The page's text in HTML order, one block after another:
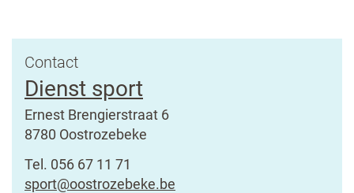
Contact
Dienst sport
Adres
Ernest Brengierstraat 6
,8780 Oostrozebeke
Tel. 056 67 11 71
E-
sport@oostrozebeke.be